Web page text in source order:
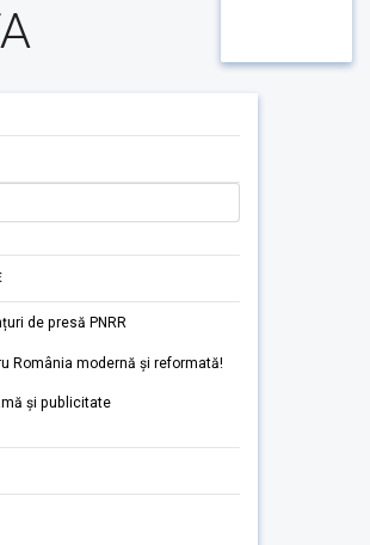
de presă PNRR
România modernă și reformată!
și publicitate